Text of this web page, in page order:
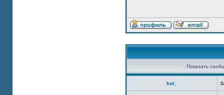
Показать
kot_